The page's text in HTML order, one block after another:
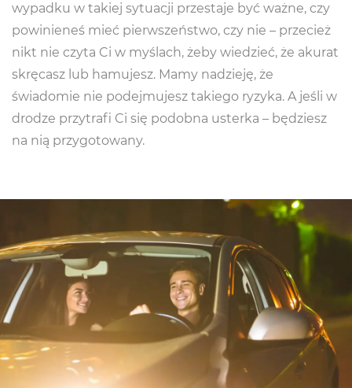
wypadku w takiej sytuacji przestaje być ważne, czy
powinieneś mieć pierwszeństwo, czy nie – przecież
nikt nie czyta Ci w myślach, żeby wiedzieć, że akurat
skręcasz lub hamujesz. Mamy nadzieję, że
świadomie nie podejmujesz takiego ryzyka. A jeśli w
drodze przytrafi Ci się podobna usterka – będziesz
na nią przygotowany.